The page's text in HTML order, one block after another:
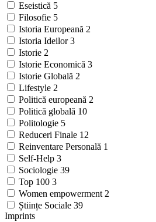
Eseistică 5
Filosofie 5
Istoria Europeană 2
Istoria Ideilor3
Istorie 2
Istorie Economică 3
Istorie Globală 2
Lifestyle 2
Politică europeană 2
Politică globală 10
Politologie 5
Reduceri Finale 12
Reinventare Personală 1
Self-Help 3
Sociologie 39
Top 100 3
Women empowerment 2
Științe Sociale 39
Imprints